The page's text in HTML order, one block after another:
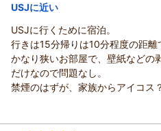
せ。スタッフ一同、心よりお待ち
この度は当館をご利用いただき
ドリンクサービスについてお喜
く存じます。また、周辺の飲食
ありがとうございます。
当館周辺にはさまざまなお店が
際はぜひお食事もお楽しみくだ
めさせていただきます。
USJに近い
USJに行くために宿泊。
行きは15分帰りは10分程度の距離
かなり狭いお部屋で、壁紙などの
だけなので問題なし。
禁煙のはずが、家族からアイコス
れ、部屋にあった空気清浄機を使
使うとドアの開閉が出来ず。持参
宿泊時期： 2026年06月宿泊 (家族旅行)